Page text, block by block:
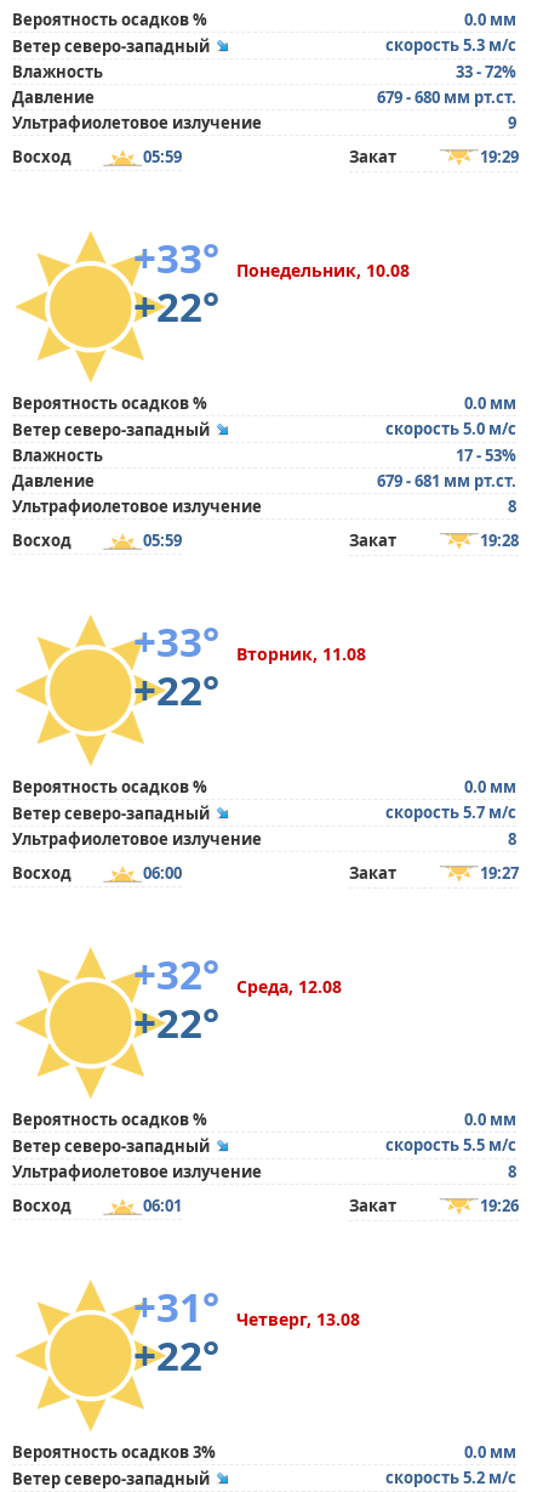
Вероятность осадков %
0.0 мм
Ветер северо-западный
скорость 5.3 м/с
Влажность
33 - 72%
Давление
679 - 680 мм рт.ст.
Ультрафиолетовое излучение
9
Восход
05:59 Закат 19:29
+33°
+22°
Понедельник, 10.08
Вероятность осадков %
0.0 мм
Ветер северо-западный
скорость 5.0 м/с
Влажность
17 - 53%
Давление
679 - 681 мм рт.ст.
Ультрафиолетовое излучение
8
Восход
05:59 Закат 19:28
+33°
+22°
Вторник, 11.08
Вероятность осадков %
0.0 мм
Ветер северо-западный
скорость 5.7 м/с
Ультрафиолетовое излучение
8
Восход
06:00 Закат 19:27
+32°
+22°
Среда, 12.08
Вероятность осадков %
0.0 мм
Ветер северо-западный
скорость 5.5 м/с
Ультрафиолетовое излучение
8
Восход
06:01 Закат 19:26
+31°
+22°
Четверг, 13.08
Вероятность осадков 3%
0.0 мм
Ветер северо-западный
скорость 5.2 м/с